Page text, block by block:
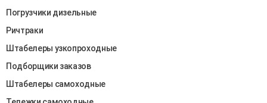
Погрузчики дизельные
Ричтраки
Штабелеры узкопроходные
Подборщики заказов
Штабелеры самоходные